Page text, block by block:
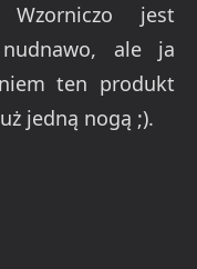
jest
ale ja
ten produkt
jedną nogą ;).